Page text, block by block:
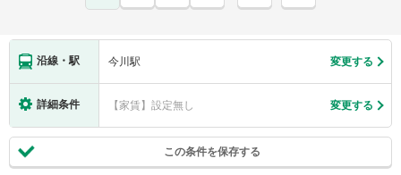
沿線・駅 今川駅 変更する
詳細条件 【家賃】設定無し 変更する
この条件を保存する